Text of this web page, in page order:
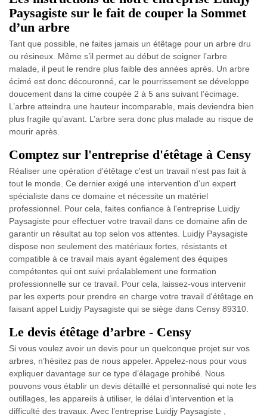
Paysagiste sur le fait de couper la Sommet
d’un arbre
Tant que possible, ne faites jamais un étêtage pour un arbre dru
ou résineux. Même s’il permet au début de soigner l’arbre
malade, il peut le rendre plus faible des années après. Un arbre
écimé est donc découronné, car le pourrissement se développe
doucement dans la cime coupée 2 à 5 ans suivant l’écimage.
L’arbre atteindra une hauteur incomparable, mais deviendra bien
plus fragile qu’avant. L’arbre sera donc plus malade au risque de
mourir après.
Comptez sur l'entreprise d'étêtage à Censy
Réaliser une opération d'étêtage c'est un travail n'est pas fait à
tout le monde. Ce dernier exigé une intervention d'un expert
spécialiste dans ce domaine et nécessite un matériel
professionnel. Pour cela, faites confiance à l'entreprise Luidjy
Paysagiste pour effectuer votre travail dans ce domaine afin de
garantir un résultat au top selon vos attentes. Luidjy Paysagiste
dispose non seulement des matériaux fortes, résistants et
compatible à ce travail mais ayant également des équipes
compétentes qui ont suivi préalablement une formation
professionnelle sur ce travail. Pour cela, laissez-vous intervenir
par les experts pour prendre en charge votre travail d'étêtage en
faisant appel Luidjy Paysagiste qui se siège dans Censy 89310.
Le devis étêtage d’arbre - Censy
Si vous voulez avoir un devis pour un quelconque projet sur vos
arbres, n’hésitez pas de nous appeler. Appelez-nous pour vous
expliquer davantage sur ce type d’élagage prohibé. Nous
pouvons vous établir un devis détaillé et personnalisé qui note les
outillages, les appareils à utiliser, le délai d’intervention et la
difficulté des travaux. Avec l’entreprise Luidjy Paysagiste ,